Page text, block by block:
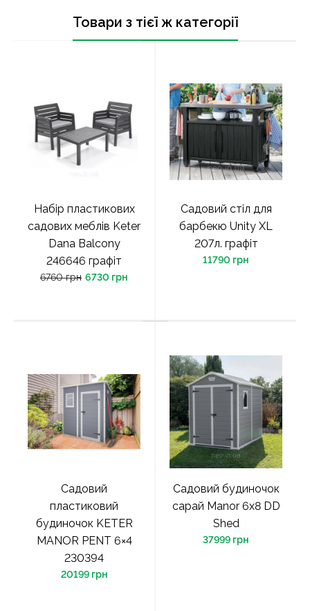
Товари з тієї ж категорії
Набір пластикових
садових меблів Keter
Dana Balcony
246646 графіт
6760 грн 6730 грн
Садовий стіл для
барбекю Unity XL
207л. графіт
11790 грн
Садовий
пластиковий
будиночок KETER
MANOR PENT 6×4
230394
20199 грн
Садовий будиночок
сарай Manor 6x8 DD
Shed
37999 грн